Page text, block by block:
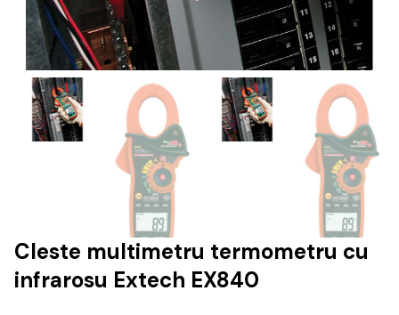
Cleste multimetru termometru cu
infrarosu Extech EX840